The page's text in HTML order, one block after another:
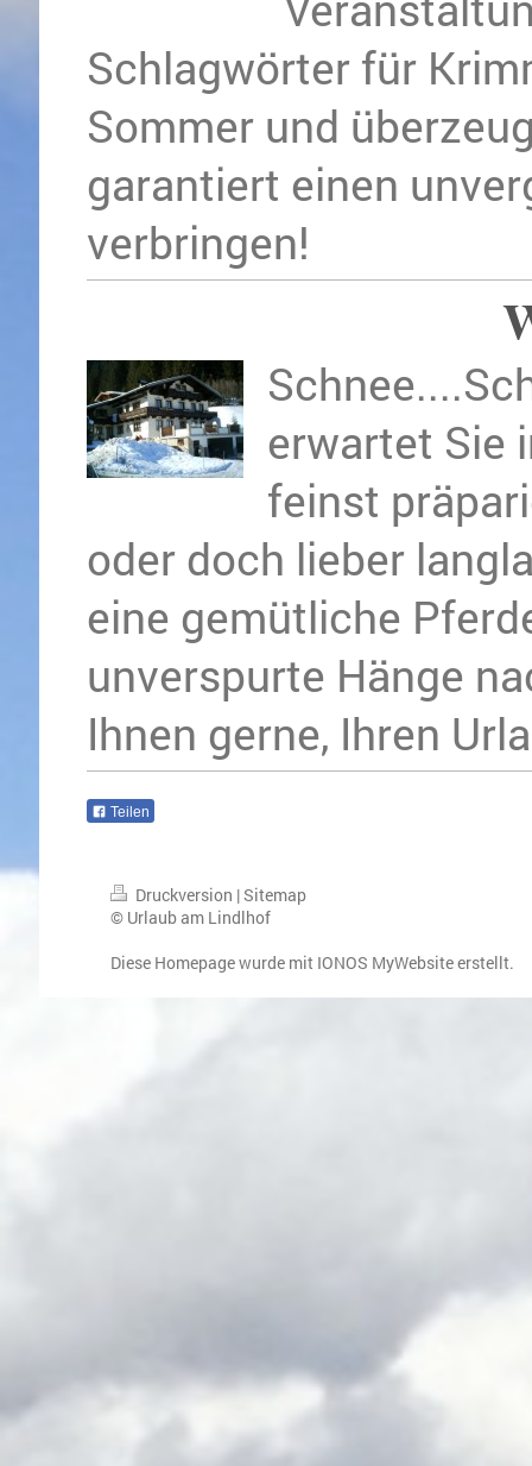
Schlagwörter für
Sommer und
garantiert einen
verbringen!
erwartet Sie
feinst
oder doch lieber
eine gemütliche
unverspurte Hänge
Ihnen gerne, Ihren
Teilen
Druckversion |Sitemap
© Urlaub am Lindlhof
Diese Homepage wurde mit IONOS MyWebsiteerstellt.